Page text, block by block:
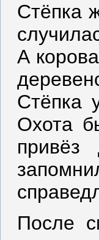
Стёпка
А
Стёпка
Охота
После